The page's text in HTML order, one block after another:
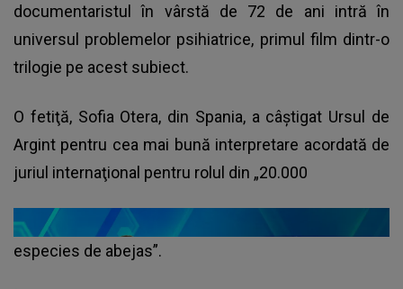
documentaristul în vârstă de 72 de ani intră în
universul problemelor psihiatrice, primul film dintr-o
trilogie pe acest subiect.
O fetiţă, Sofia Otera, din Spania, a câştigat Ursul de
Argint pentru cea mai bună interpretare acordată de
juriul internaţional pentru rolul din „20.000
especies de abejas”.